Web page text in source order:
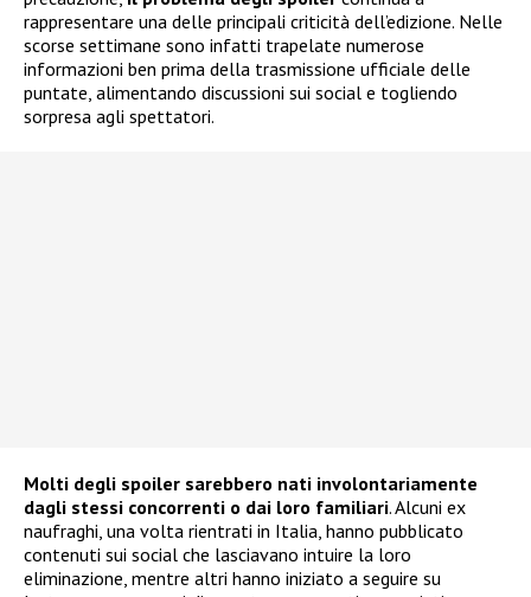
rappresentare una delle principali criticità dell’edizione. Nelle
scorse settimane sono infatti trapelate numerose
informazioni ben prima della trasmissione ufficiale delle
puntate, alimentando discussioni sui social e togliendo
sorpresa agli spettatori.
Molti degli spoiler sarebbero nati involontariamente
dagli stessi concorrenti o dai loro familiari. Alcuni ex
naufraghi, una volta rientrati in Italia, hanno pubblicato
contenuti sui social che lasciavano intuire la loro
eliminazione, mentre altri hanno iniziato a seguire su